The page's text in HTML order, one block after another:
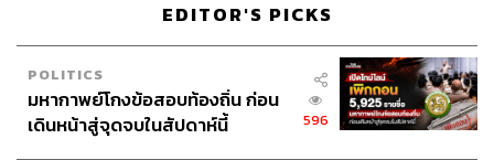
ย้ายไปที่อื่นหรือผสมผสานกลายเป็นคนในสมัยต่อมา ส่วนจะ
พูดภาษาไทยไหม หรือมีสำนึกความเป็นไทยไหมนั้นตอบไม่
ได้
ถอดรหัสอาคารทรงลูกบาศก์
EDITOR'S PICKS
POLITICS
มหากาพย์โกงข้อสอบท้องถิ่น ก่อน
เดินหน้าสู่จุดจบในสัปดาห์นี้
596